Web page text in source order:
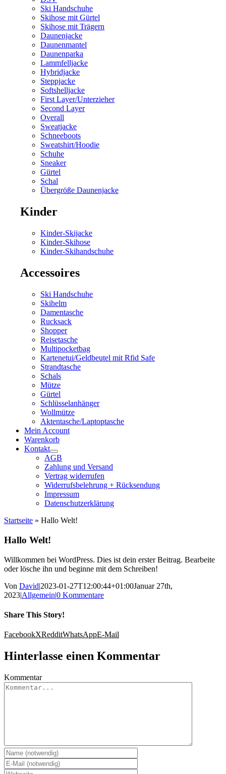
Ski Handschuhe
Skihose mit Gürtel
Skihose mit Trägern
Daunenjacke
Daunenmantel
Daunenparka
Lammfelljacke
Hybridjacke
Steppjacke
Softshelljacke
First Layer/Unterzieher
Second Layer
Overall
Sweatjacke
Schneeboots
Sweatshirt/Hoodie
Schuhe
Sneaker
Gürtel
Schal
Übergröße Daunenjacke
Kinder
Kinder-Skijacke
Kinder-Skihose
Kinder-Skihandschuhe
Accessoires
Ski Handschuhe
Skihelm
Damentasche
Rucksack
Shopper
Reisetasche
Multipocketbag
Kartenetui/Geldbeutel mit Rfid Safe
Strandtasche
Schals
Mütze
Gürtel
Schlüsselanhänger
Wollmütze
Aktentasche/Laptoptasche
Mein Account
Warenkorb
Kontakt
AGB
Zahlung und Versand
Vertrag widerrufen
Widerrufsbelehrung + Rücksendung
Impressum
Datenschutzerklärung
Startseite » Hallo Welt!
Hallo Welt!
Willkommen bei WordPress. Dies ist dein erster Beitrag. Bearbeite
oder lösche ihn und beginne mit dem Schreiben!
Von David|2023-01-27T12:00:44+01:00Januar 27th,
2023|Allgemein|0 Kommentare
Share This Story!
FacebookXRedditWhatsAppE-Mail
Hinterlasse einen Kommentar
Kommentar